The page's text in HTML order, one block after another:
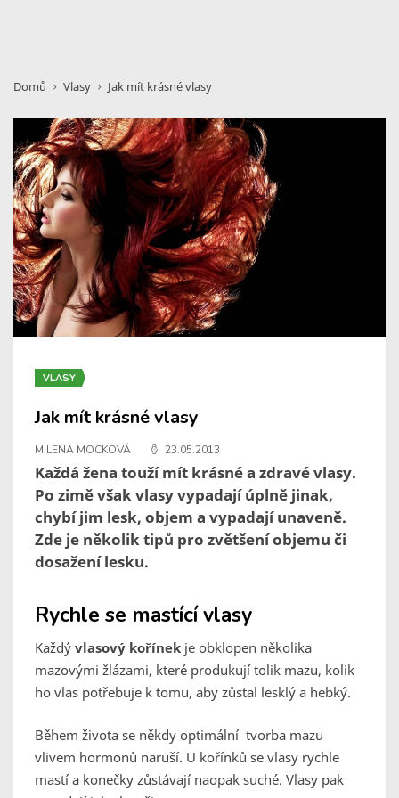
Domů Vlasy Jak mít krásné vlasy
VLASY
Jak mít krásné vlasy
MILENA MOCKOVÁ 23.05.2013
Každá žena touží mít krásné a zdravé vlasy.
Po zimě však vlasy vypadají úplně jinak,
chybí jim lesk, objem a vypadají unaveně.
Zde je několik tipů pro zvětšení objemu či
dosažení lesku.
Rychle se mastící vlasy
Každý vlasový kořínek je obklopen několika
mazovými žlázami, které produkují tolik mazu, kolik
ho vlas potřebuje k tomu, aby zůstal lesklý a hebký.
Během života se někdy optimální tvorba mazu
vlivem hormonů naruší. U kořínků se vlasy rychle
mastí a konečky zůstávají naopak suché. Vlasy pak